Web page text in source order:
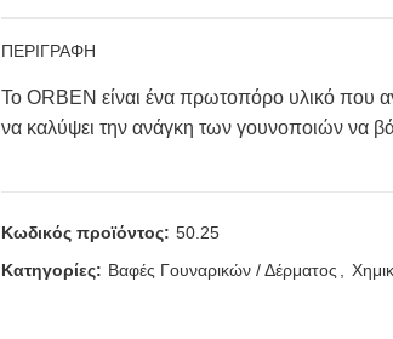
ΠΕΡΙΓΡΑΦΗ
Το ORBEN είναι ένα πρωτοπόρο υλικό που
να καλύψει την ανάγκη των γουνοποιών να
Κωδικός προϊόντος: 50.25
Κατηγορίες: Βαφές Γουναρικών / Δέρματος